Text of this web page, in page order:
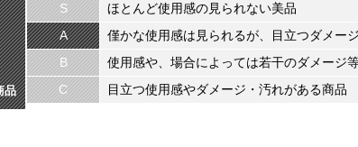
品
S
ほとんど使用感の見られない美品
A
僅かな使用感は見られるが、目立つダメー
B
使用感や、場合によっては若干のダメージ
C
目立つ使用感やダメージ・汚れがある商品